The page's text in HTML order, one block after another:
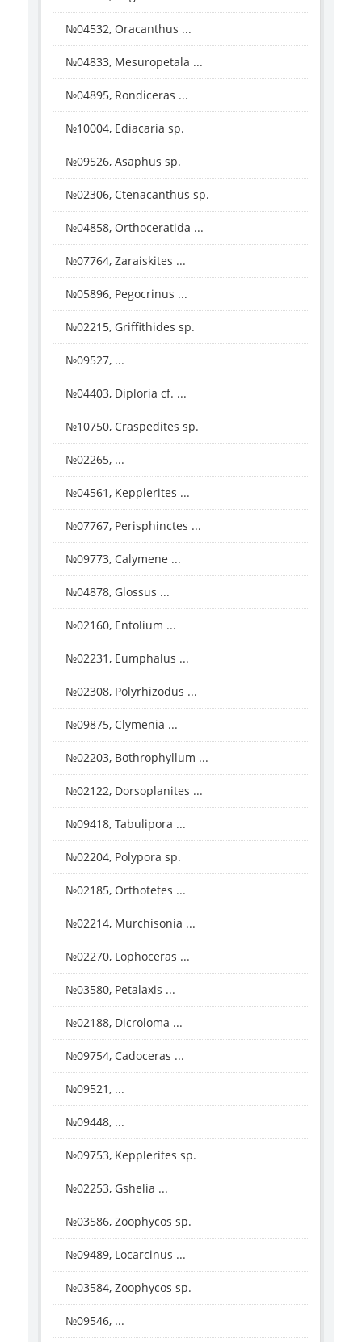
№04532, Oracanthus ...
№04833, Mesuropetala ...
№04895, Rondiceras ...
№10004, Ediacaria sp.
№09526, Asaphus sp.
№02306, Ctenacanthus sp.
№04858, Orthoceratida ...
№07764, Zaraiskites ...
№05896, Pegocrinus ...
№02215, Griffithides sp.
№09527, ...
№04403, Diploria cf. ...
№10750, Craspedites sp.
№02265, ...
№04561, Kepplerites ...
№07767, Perisphinctes ...
№09773, Calymene ...
№04878, Glossus ...
№02160, Entolium ...
№02231, Eumphalus ...
№02308, Polyrhizodus ...
№09875, Clymenia ...
№02203, Bothrophyllum ...
№02122, Dorsoplanites ...
№09418, Tabulipora ...
№02204, Polypora sp.
№02185, Orthotetes ...
№02214, Murchisonia ...
№02270, Lophoceras ...
№03580, Petalaxis ...
№02188, Dicroloma ...
№09754, Cadoceras ...
№09521, ...
№09448, ...
№09753, Kepplerites sp.
№02253, Gshelia ...
№03586, Zoophycos sp.
№09489, Locarcinus ...
№03584, Zoophycos sp.
№09546, ...